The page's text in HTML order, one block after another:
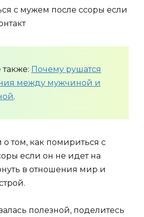
также: Почему рушатся
между мужчиной и
.
том, как помириться с
если он не идет на
в отношения мир и
полезной, поделитесь